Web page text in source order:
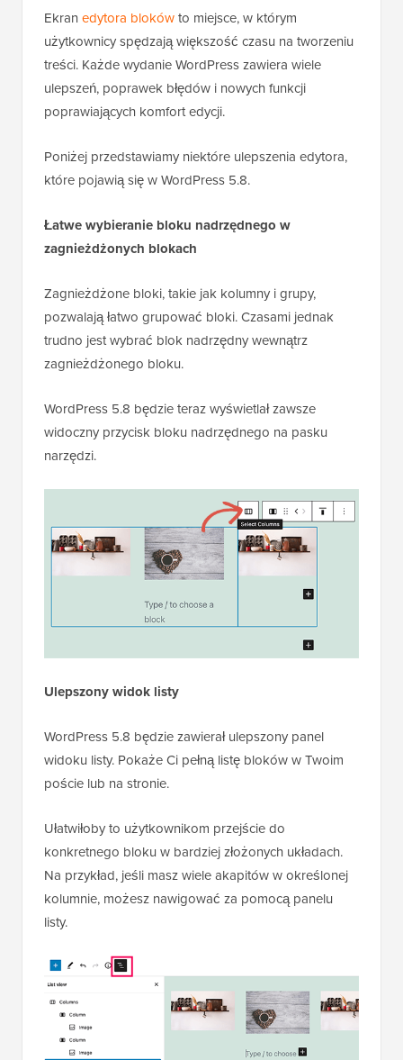
Ekran edytora blokówto miejsce, w którym
użytkownicy spędzają większość czasu na tworzeniu
treści. Każde wydanie WordPress zawiera wiele
ulepszeń, poprawek błędów i nowych funkcji
poprawiających komfort edycji.
Poniżej przedstawiamy niektóre ulepszenia edytora,
które pojawią się w WordPress 5.8.
Łatwe wybieranie bloku nadrzędnego w
zagnieżdżonych blokach
Zagnieżdżone bloki, takie jak kolumny i grupy,
pozwalają łatwo grupować bloki. Czasami jednak
trudno jest wybrać blok nadrzędny wewnątrz
zagnieżdżonego bloku.
WordPress 5.8 będzie teraz wyświetlał zawsze
widoczny przycisk bloku nadrzędnego na pasku
narzędzi.
Ulepszony widok listy
WordPress 5.8 będzie zawierał ulepszony panel
widoku listy. Pokaże Ci pełną listę bloków w Twoim
poście lub na stronie.
Ułatwiłoby to użytkownikom przejście do
konkretnego bloku w bardziej złożonych układach.
Na przykład, jeśli masz wiele akapitów w określonej
kolumnie, możesz nawigować za pomocą panelu
listy.